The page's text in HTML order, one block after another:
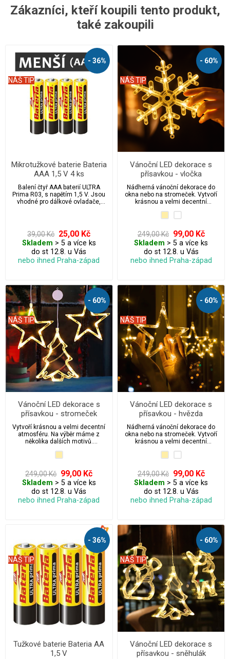
Zákazníci, kteří koupili tento produkt,
také zakoupili
- 36%
NÁŠ TIP
Mikrotužkové baterie Bateria
AAA 1,5 V 4 ks
Balení čtyř AAA baterií ULTRA
Prima R03, s napětím 1,5 V. Jsou
vhodné pro dálkové ovladače,
39,00 Kč 25,00 Kč
Skladem > 5 a více ks
do st 12.8. u Vás
nebo ihned Praha-západ
- 60%
NÁŠ TIP
Vánoční LED dekorace s
přísavkou - vločka
Nádherná vánoční dekorace do
okna nebo na stromeček. Vytvoří
krásnou a velmi decentní
249,00 Kč 99,00 Kč
Skladem > 5 a více ks
do st 12.8. u Vás
nebo ihned Praha-západ
- 60%
NÁŠ TIP
Vánoční LED dekorace s
přísavkou - stromeček
Vytvoří krásnou a velmi decentní
atmosféru. Na výběr máme z
několika dalších motivů.
249,00 Kč 99,00 Kč
Skladem > 5 a více ks
do st 12.8. u Vás
nebo ihned Praha-západ
- 60%
NÁŠ TIP
Vánoční LED dekorace s
přísavkou - hvězda
Nádherná vánoční dekorace do
okna nebo na stromeček. Vytvoří
krásnou a velmi decentní
249,00 Kč 99,00 Kč
Skladem > 5 a více ks
do st 12.8. u Vás
nebo ihned Praha-západ
- 36%
NÁŠ TIP
Tužkové baterie Bateria AA
1,5 V
- 60%
NÁŠ TIP
Vánoční LED dekorace s
přísavkou - sněhulák